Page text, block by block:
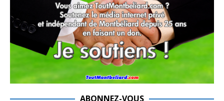
ABONNEZ-VOUS